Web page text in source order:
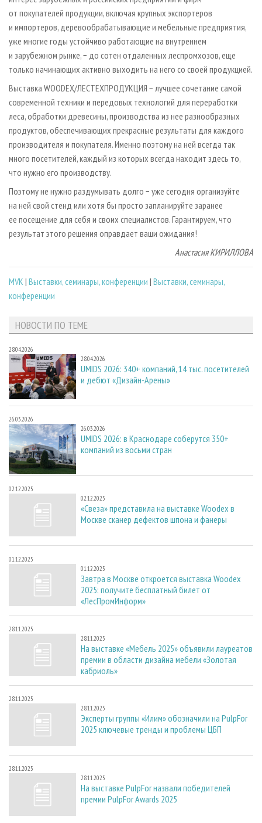
от покупателей продукции, включая крупных экспортеров
и импортеров, деревообрабатывающие и мебельные предприятия,
уже многие годы устойчиво работающие на внутреннем
и зарубежном рынке, − до сотен отдаленных леспромхозов, еще
только начинающих активно выходить на него со своей продукцией.
Выставка WOODEX/ЛЕСТЕХПРОДУКЦИЯ − лучшее сочетание самой
современной техники и передовых технологий для переработки
леса, обработки древесины, производства из нее разнообразных
продуктов, обеспечивающих прекрасные результаты для каждого
производителя и покупателя. Именно поэтому на ней всегда так
много посетителей, каждый из которых всегда находит здесь то,
что нужно его производству.
Поэтому не нужно раздумывать долго − уже сегодня организуйте
на ней свой стенд или хотя бы просто запланируйте заранее
ее посещение для себя и своих специалистов. Гарантируем, что
результат этого решения оправдает ваши ожидания!
Анастасия КИРИЛЛОВА
MVK | Выставки, семинары, конференции | Выставки, семинары,
конференции
НОВОСТИ ПО ТЕМЕ
28.04.2026
28.04.2026
UMIDS 2026: 340+ компаний, 14 тыс. посетителей
и дебют «Дизайн-Арены»
26.03.2026
26.03.2026
UMIDS 2026: в Краснодаре соберутся 350+
компаний из восьми стран
02.12.2025
02.12.2025
«Свеза» представила на выставке Woodex в
Москве сканер дефектов шпона и фанеры
01.12.2025
01.12.2025
Завтра в Москве откроется выставка Woodex
2025: получите бесплатный билет от
«ЛесПромИнформ»
28.11.2025
28.11.2025
На выставке «Мебель 2025» объявили лауреатов
премии в области дизайна мебели «Золотая
кабриоль»
28.11.2025
28.11.2025
Эксперты группы «Илим» обозначили на PulpFor
2025 ключевые тренды и проблемы ЦБП
28.11.2025
28.11.2025
На выставке PulpFor назвали победителей
премии PulpFor Awards 2025